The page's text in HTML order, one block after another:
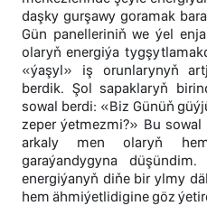
daşky gurşawy goramak
Gün panelleriniň we ýel
olaryň energiýa
«ýaşyl» iş orunlarynyň
berdik. Şol sapaklaryň
sowal berdi: «Biz Günüň
zeper ýetmezmi?» Bu
arkaly men olaryň
garaýandygyna
energiýanyň diňe bir ylmy
hem ähmiýetlidigine göz